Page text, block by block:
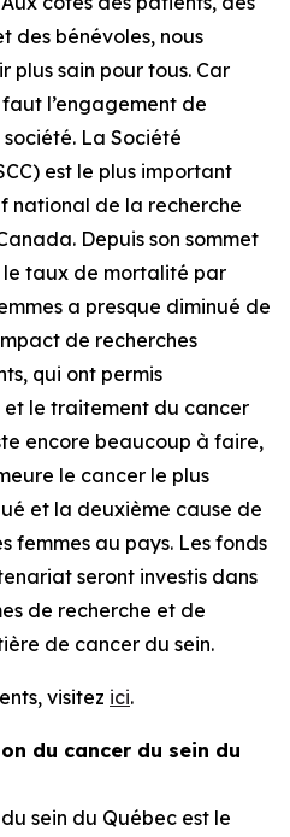
des bénévoles, nous
sain pour tous. Car
l’engagement de
La Société
est le plus important
national de la recherche
Depuis son sommet
le taux de mortalité par
a presque diminué de
de recherches
qui ont permis
et le traitement du cancer
encore beaucoup à faire,
le cancer le plus
et la deuxième cause de
femmes au pays. Les fonds
seront investis dans
de recherche et de
de cancer du sein.
visitez ici.
du cancer du sein du
sein du Québec est le